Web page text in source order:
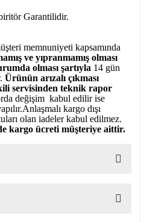
Garantilidir.
memnuniyeti kapsamında
ve yıpranmamış olması
olması şartıyla 14 gün
Ürünün arızalı çıkması
servisinden teknik rapor
değişim kabul edilir ise
kargo dışı
olan iadeler kabul edilmez.
kargo ücreti müşteriye aittir.